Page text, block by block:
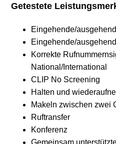
Getestete
Eingehende/
Eingehende/
Korrekte
National/International
CLIP No Screening
Halten und
Makeln zwischen zwei
Ruftransfer
Konferenz
Gemeinsam